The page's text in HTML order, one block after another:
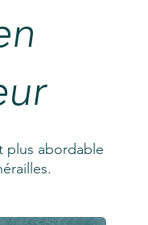
plus abordable